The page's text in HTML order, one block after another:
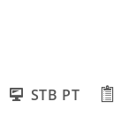
STB РТ